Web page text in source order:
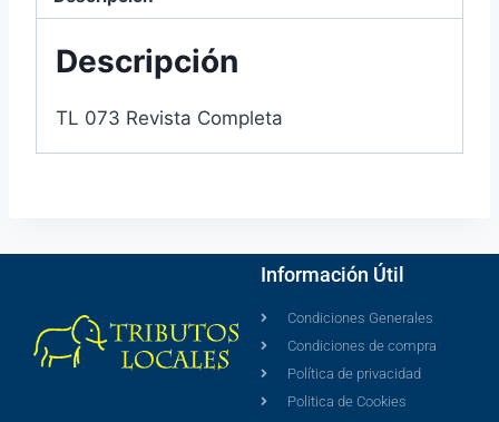
Descripción
TL 073 Revista Completa
Información Útil
Condiciones Generales
Condiciones de compra
Política de privacidad
Politica de Cookies